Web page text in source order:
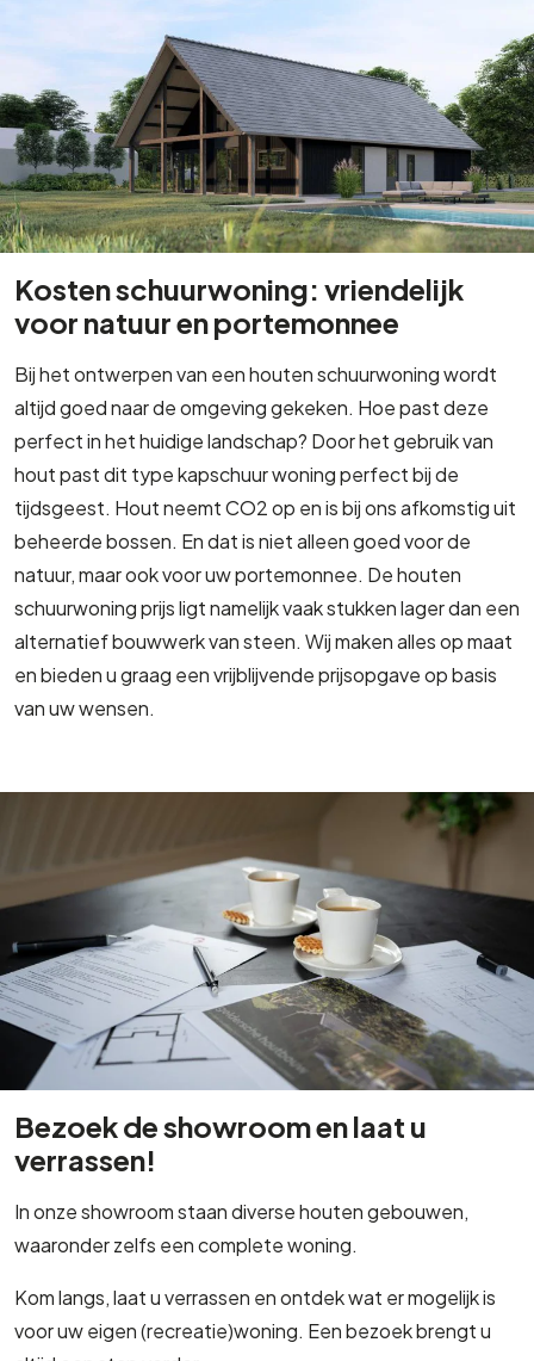
Kosten schuurwoning: vriendelijk
voor natuur en portemonnee
Bij het ontwerpen van een houten schuurwoning wordt
altijd goed naar de omgeving gekeken. Hoe past deze
perfect in het huidige landschap? Door het gebruik van
hout past dit type kapschuur woning perfect bij de
tijdsgeest. Hout neemt CO2 op en is bij ons afkomstig uit
beheerde bossen. En dat is niet alleen goed voor de
natuur, maar ook voor uw portemonnee. De houten
schuurwoning prijs ligt namelijk vaak stukken lager dan een
alternatief bouwwerk van steen. Wij maken alles op maat
en bieden u graag een vrijblijvende prijsopgave op basis
van uw wensen.
Bezoek de showroom en laat u
verrassen!
In onze showroom staan diverse houten gebouwen,
waaronder zelfs een complete woning.
Kom langs, laat u verrassen en ontdek wat er mogelijk is
voor uw eigen (recreatie)woning. Een bezoek brengt u